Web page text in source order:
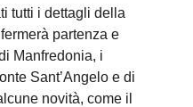
tutti i dettagli della
partenza e
Manfredonia, i
Sant’Angelo e di
novità, come il